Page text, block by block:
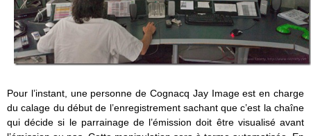
Pour l’instant, une personne de Cognacq Jay Image est en charge
du calage du début de l’enregistrement sachant que c’est la chaîne
qui décide si le parrainage de l’émission doit être visualisé avant